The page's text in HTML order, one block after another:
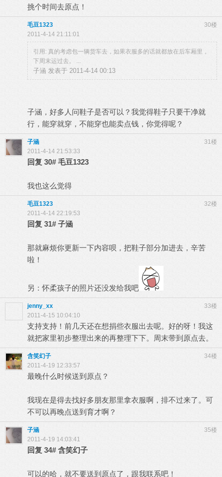
挑个时间去原点！
30楼
毛豆1323
2011-4-14 21:11:01
引用: 真的考虑包一辆货车去，如果衣服多的话就都放在后车厢里，
下周末运过去。 ...
子涵 发表于 2011-4-14 00:13
子涵，好多人问鞋子是否可以？我觉得鞋子只要干净就
行，能穿就穿，不能穿也能卖点钱，你觉得呢？
31楼
子涵
2011-4-14 21:53:33
回复 30# 毛豆1323
我也这么觉得
32楼
毛豆1323
2011-4-14 22:19:53
回复 31# 子涵
那就麻烦你更新一下内容呗，把鞋子部分加进去，辛苦
啦！
另：怀柔孩子的照片还没发给我吧
33楼
jenny_xx
2011-4-15 10:04:10
支持支持！前几天还在想捐些衣服出去呢。好的呀！我这
就把家里初步整理出来的再整理下下。周末带到原点去。
34楼
含笑幻子
2011-4-19 12:33:57
最晚什么时候送到原点？
我现在是得去找好多朋友那里拿衣服啊，排不过来了。可
不可以再晚点送到育才啊？
35楼
子涵
2011-4-19 14:03:41
回复 34# 含笑幻子
可以的哈，就不要送到原点了，跟我联系吧！